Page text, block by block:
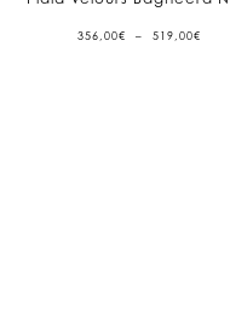
356,00€ – 519,00€
DE